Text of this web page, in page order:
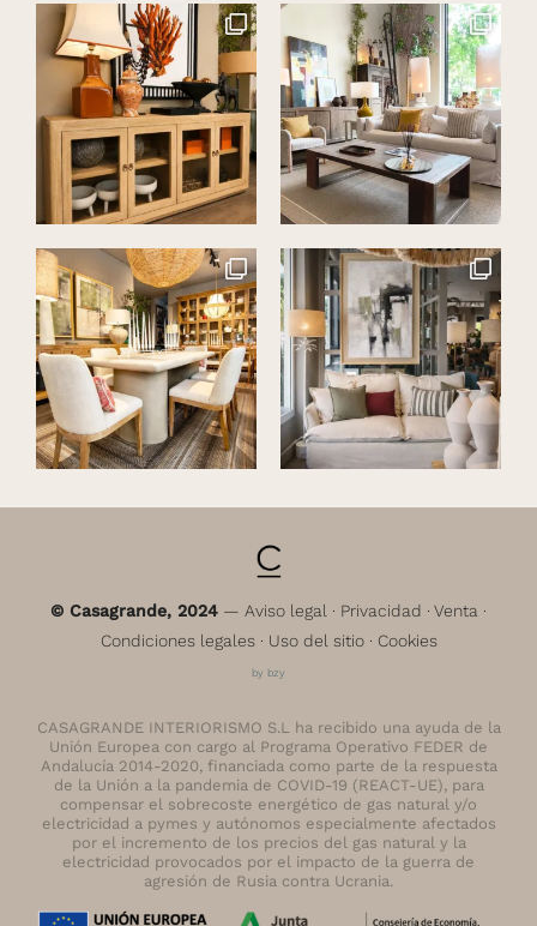
© Casagrande, 2024 — Aviso legal · Privacidad · Venta ·
Condiciones legales· Uso del sitio· Cookies
by bzy
CASAGRANDE INTERIORISMO S.L ha recibido una ayuda de la
Unión Europea con cargo al Programa Operativo FEDER de
Andalucía 2014-2020, financiada como parte de la respuesta
de la Unión a la pandemia de COVID-19 (REACT-UE), para
compensar el sobrecoste energético de gas natural y/o
electricidad a pymes y autónomos especialmente afectados
por el incremento de los precios del gas natural y la
electricidad provocados por el impacto de la guerra de
agresión de Rusia contra Ucrania.